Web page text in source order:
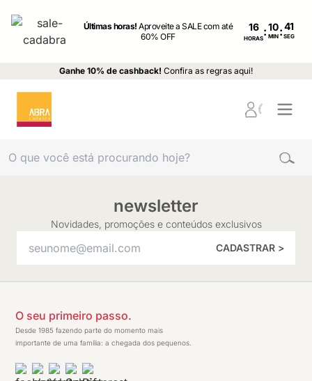
Últimas horas!Aproveite a SALE com até
60% OFF
16
HORAS: MIN : SEG
Ganhe 10% de cashback! Confira as regras aqui!
newsletter
Novidades, promoções e conteúdos exclusivos
CADASTRAR >
O seu primeiro passo.
Desde 1985 fazendo parte do momento mais
importante de uma família: a chegada dos pequenos.